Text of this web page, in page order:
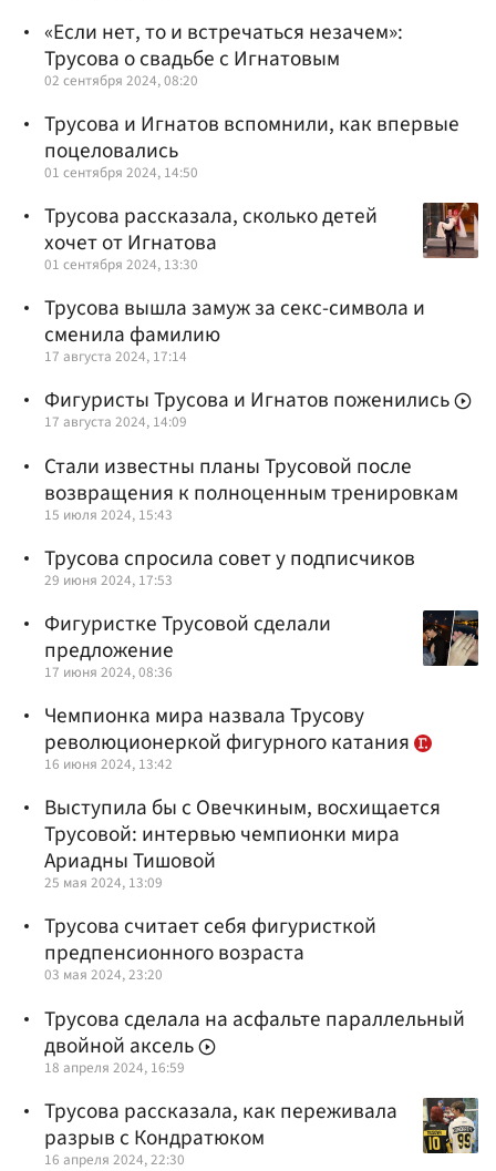
«Если нет, то и встречаться незачем»:
Трусова о свадьбе с Игнатовым
02 сентября 2024, 08:20
Трусова и Игнатов вспомнили, как впервые
поцеловались
01 сентября 2024, 14:50
Трусова рассказала, сколько детей
хочет от Игнатова
01 сентября 2024, 13:30
Трусова вышла замуж за секс-символа и
сменила фамилию
17 августа 2024, 17:14
Фигуристы Трусова и Игнатов поженились
17 августа 2024, 14:09
Стали известны планы Трусовой после
возвращения к полноценным тренировкам
15 июля 2024, 15:43
Трусова спросила совет у подписчиков
29 июня 2024, 17:53
Фигуристке Трусовой сделали
предложение
17 июня 2024, 08:36
Чемпионка мира назвала Трусову
революционеркой фигурного катания
16 июня 2024, 13:42
Выступила бы с Овечкиным, восхищается
Трусовой: интервью чемпионки мира
Ариадны Тишовой
25 мая 2024, 13:09
Трусова считает себя фигуристкой
предпенсионного возраста
03 мая 2024, 23:20
Трусова сделала на асфальте параллельный
двойной аксель
18 апреля 2024, 16:59
Трусова рассказала, как переживала
разрыв с Кондратюком
16 апреля 2024, 22:30